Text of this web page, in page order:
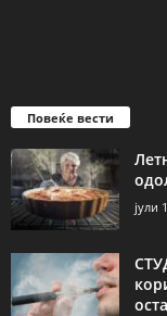
Повеќе вести
јули